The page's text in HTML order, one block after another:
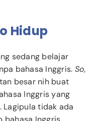
Hidup
sedang belajar
bahasa Inggris. So,
besar nih buat
Inggris yang
Lagipula tidak ada